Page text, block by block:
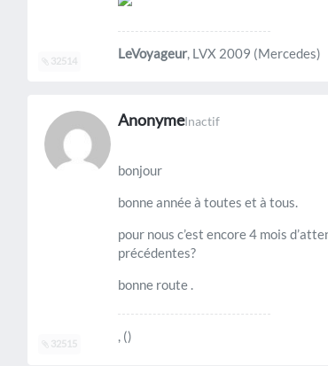
32514 LeVoyageur, LVX 2009 (Mercedes)
AnonymeInactif
32515
bonjour
bonne année à toutes et à tous.
pour nous c’est encore 4 mois
précédentes?
bonne route .
, ()